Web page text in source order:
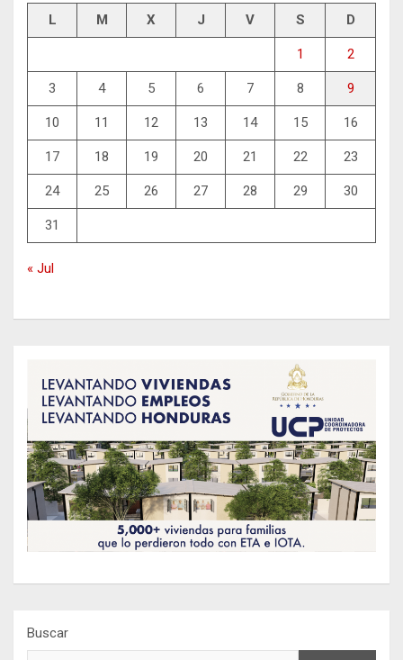
L M X J V S D
1 2
3 4 5 6 7 8 9
10 11 12 13 14 15 16
17 18 19 20 21 22 23
24 25 26 27 28 29 30
31
« Jul
Buscar